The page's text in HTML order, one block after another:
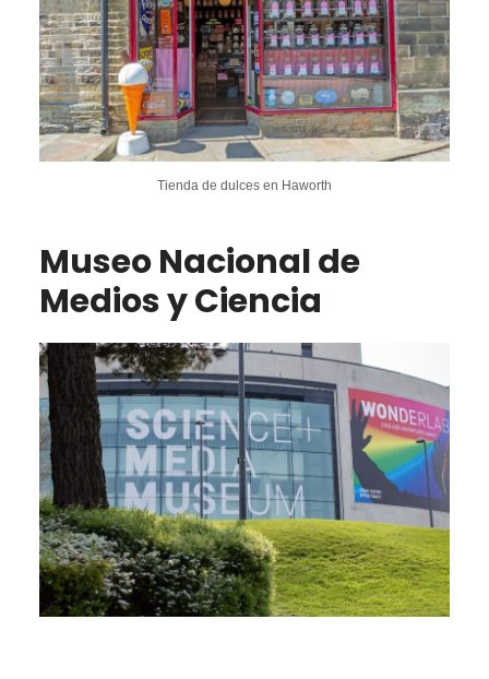
Tienda de dulces en Haworth
Museo Nacional de
Medios y Ciencia